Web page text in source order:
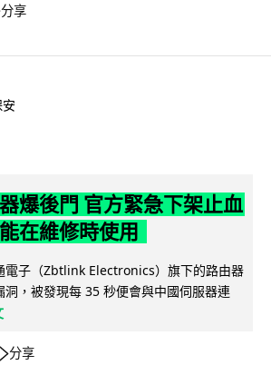
分享
爆後門 官方緊急下架止血
在維修時使用
電子（Zbtlink Electronics）旗下的路由器
洞，被發現每 35 秒便會與中國伺服器連
分享